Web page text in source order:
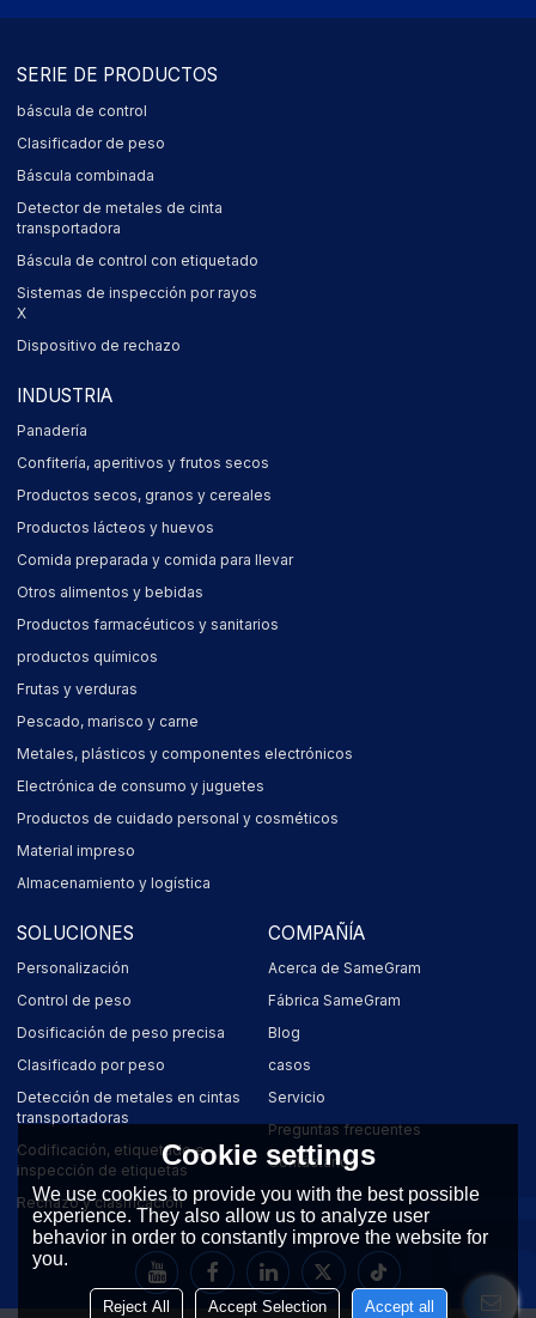
SERIE DE PRODUCTOS
báscula de control
Clasificador de peso
Báscula combinada
Detector de metales de cinta
transportadora
Báscula de control con etiquetado
Sistemas de inspección por rayos
X
Dispositivo de rechazo
INDUSTRIA
Panadería
Confitería, aperitivos y frutos secos
Productos secos, granos y cereales
Productos lácteos y huevos
Comida preparada y comida para llevar
Otros alimentos y bebidas
Productos farmacéuticos y sanitarios
productos químicos
Frutas y verduras
Pescado, marisco y carne
Metales, plásticos y componentes electrónicos
Electrónica de consumo y juguetes
Productos de cuidado personal y cosméticos
Material impreso
Almacenamiento y logística
SOLUCIONES
Personalización
Control de peso
Dosificación de peso precisa
Clasificado por peso
Detección de metales en cintas
transportadoras
Codificación, etiquetado e
inspección de etiquetas
Rechazo y clasificación
COMPAÑÍA
Acerca de SameGram
Fábrica SameGram
Blog
casos
Servicio
Preguntas frecuentes
Contáctanos
Cookie settings
We use cookies to provide you with the best possible
experience. They also allow us to analyze user
behavior in order to constantly improve the website for
you.
Reject All Accept Selection Accept all